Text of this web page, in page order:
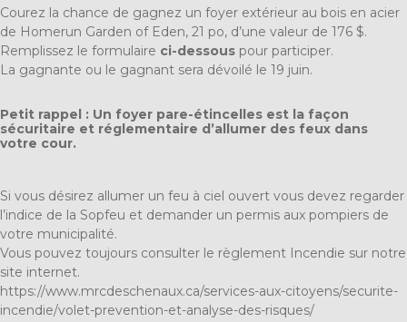
Courez la chance de gagnez un foyer extérieur au bois en acier
de Homerun Garden of Eden, 21 po, d’une valeur de 176 $.
Remplissez le formulaire ci-dessous pour participer.
La gagnante ou le gagnant sera dévoilé le 19 juin.
Petit rappel : Un foyer pare-étincelles est la façon
sécuritaire et réglementaire d’allumer des feux dans
votre cour.
Si vous désirez allumer un feu à ciel ouvert vous devez regarder
l’indice de la Sopfeu et demander un permis aux pompiers de
votre municipalité.
Vous pouvez toujours consulter le règlement Incendie sur notre
site internet.
https://www.mrcdeschenaux.ca/services-aux-citoyens/securite-
incendie/volet-prevention-et-analyse-des-risques/